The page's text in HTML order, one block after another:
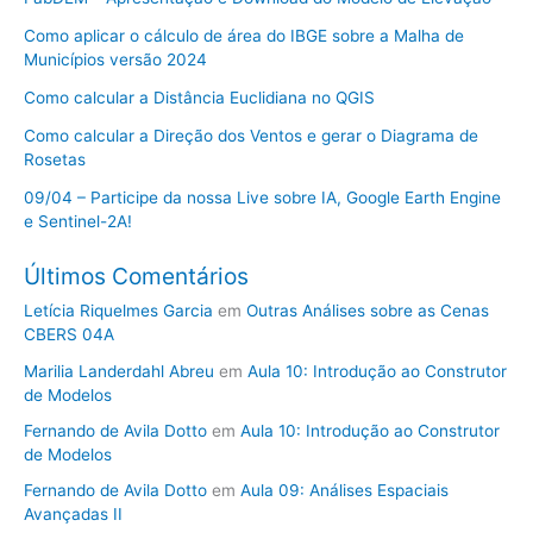
Como aplicar o cálculo de área do IBGE sobre a Malha de
Municípios versão 2024
Como calcular a Distância Euclidiana no QGIS
Como calcular a Direção dos Ventos e gerar o Diagrama de
Rosetas
09/04 – Participe da nossa Live sobre IA, Google Earth Engine
e Sentinel-2A!
Últimos Comentários
Letícia Riquelmes Garcia em Outras Análises sobre as Cenas
CBERS 04A
Marilia Landerdahl Abreu em Aula 10: Introdução ao Construtor
de Modelos
Fernando de Avila Dotto em Aula 10: Introdução ao Construtor
de Modelos
Fernando de Avila Dotto em Aula 09: Análises Espaciais
Avançadas II